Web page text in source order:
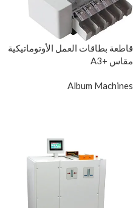
قاطعة بطاقات العمل الأوتوماتيكية
مقاس +A3
Album Machines